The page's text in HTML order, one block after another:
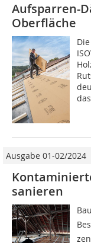
Aufsparren-
Oberfläche
Ausgabe 01-02/2024
sanieren